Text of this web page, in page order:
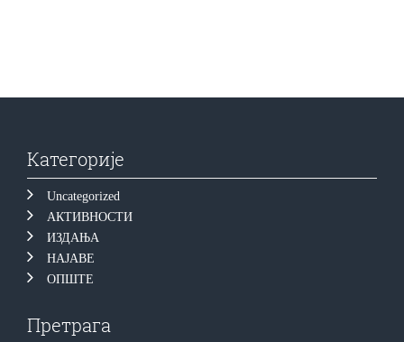
Категорије
Uncategorized
АКТИВНОСТИ
ИЗДАЊА
НАЈАВЕ
ОПШТЕ
Претрага